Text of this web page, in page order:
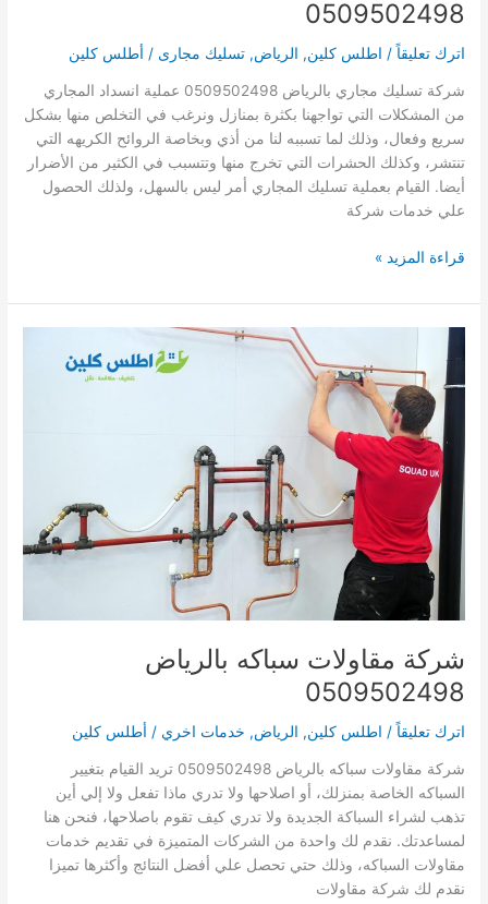
0509502498
اترك تعليقاً / اطلس كلين, الرياض,تسليك مجارى / أطلس كلين
شركة تسليك مجاري بالرياض 0509502498 عملية انسداد المجاري
من المشكلات التي تواجهنا بكثرة بمنازل ونرغب في التخلص منها بشكل
سريع وفعال، وذلك لما تسببه لنا من أذي وبخاصة الروائح الكريهه التي
تنتشر، وكذلك الحشرات التي تخرج منها وتتسبب في الكثير من الأضرار
أيضا. القيام بعملية تسليك المجاري أمر ليس بالسهل، ولذلك الحصول
علي خدمات شركة
شركة
مجاري
بالرياض
0509502498
قراءة المزيد »
شركة مقاولات سباكه بالرياض
0509502498
اترك تعليقاً / اطلس كلين, الرياض, خدمات اخري / أطلس كلين
شركة مقاولات سباكه بالرياض 0509502498 تريد القيام بتغيير
السباكه الخاصة بمنزلك، أو اصلاحها ولا تدري ماذا تفعل ولا إلي أين
تذهب لشراء السباكة الجديدة ولا تدري كيف تقوم باصلاحها، فنحن هنا
لمساعدتك. نقدم لك واحدة من الشركات المتميزة في تقديم خدمات
مقاولات السباكه، وذلك حتي تحصل علي أفضل النتائج وأكثرها تميزا
نقدم لك شركة مقاولات